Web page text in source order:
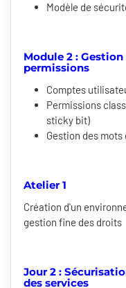
Modèle de
Module 2 :
permissions
Comptes
Permissions
sticky bit)
Gestion des
Atelier 1
Création d'un
gestion fine des droits
Jour 2 :
des services